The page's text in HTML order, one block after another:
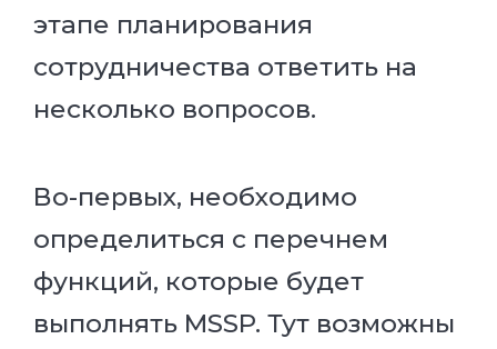
этапе планирования
сотрудничества ответить на
несколько вопросов.
Во-первых, необходимо
определиться с перечнем
функций, которые будет
выполнять MSSP. Тут возможны